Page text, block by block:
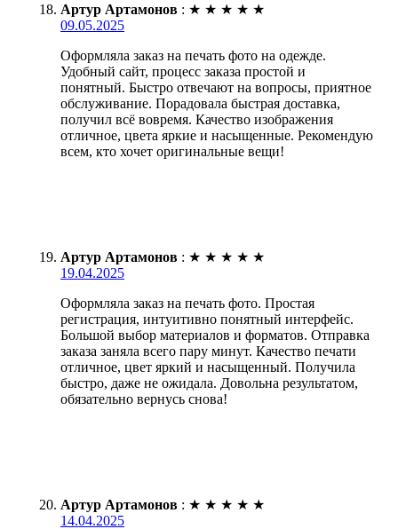
Артур Артамонов : ★ ★ ★ ★ ★
09.05.2025
Оформляла заказ на печать фото на одежде.
Удобный сайт, процесс заказа простой и
понятный. Быстро отвечают на вопросы, приятное
обслуживание. Порадовала быстрая доставка,
получил всё вовремя. Качество изображения
отличное, цвета яркие и насыщенные. Рекомендую
всем, кто хочет оригинальные вещи!
Артур Артамонов : ★ ★ ★ ★ ★
19.04.2025
Оформляла заказ на печать фото. Простая
регистрация, интуитивно понятный интерфейс.
Большой выбор материалов и форматов. Отправка
заказа заняла всего пару минут. Качество печати
отличное, цвет яркий и насыщенный. Получила
быстро, даже не ожидала. Довольна результатом,
обязательно вернусь снова!
Артур Артамонов : ★ ★ ★ ★ ★
14.04.2025